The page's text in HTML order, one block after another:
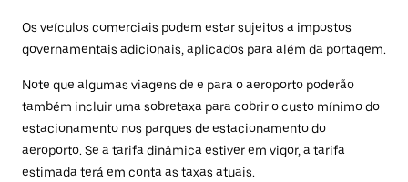
Os veículos comerciais podem estar sujeitos a impostos
governamentais adicionais, aplicados para além da portagem.
Note que algumas viagens de e para o aeroporto poderão
também incluir uma sobretaxa para cobrir o custo mínimo do
estacionamento nos parques de estacionamento do
aeroporto. Se a tarifa dinâmica estiver em vigor, a tarifa
estimada terá em conta as taxas atuais.